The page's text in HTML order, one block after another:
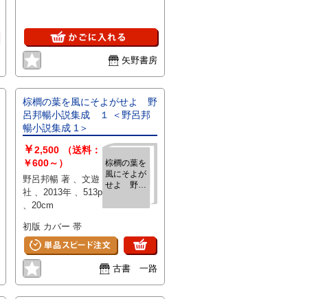
矢野書房
棕櫚の葉を風にそよがせよ 野
呂邦暢小説集成 １ ＜野呂邦
暢小説集成 1＞
棕櫚の葉を
風にそよが
せよ 野呂
成 １ ＜野
￥2,500
（送料：
￥600～）
野呂邦暢 著 、文遊
社 、2013年 、513p
、20cm
初版 カバー 帯
古書 一路